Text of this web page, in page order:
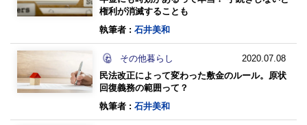
権利が消滅することも
執筆者 : 石井美和
その他暮らし 2020.07.08
民法改正によって変わった敷金のルール。原状
回復義務の範囲って？
執筆者 : 石井美和